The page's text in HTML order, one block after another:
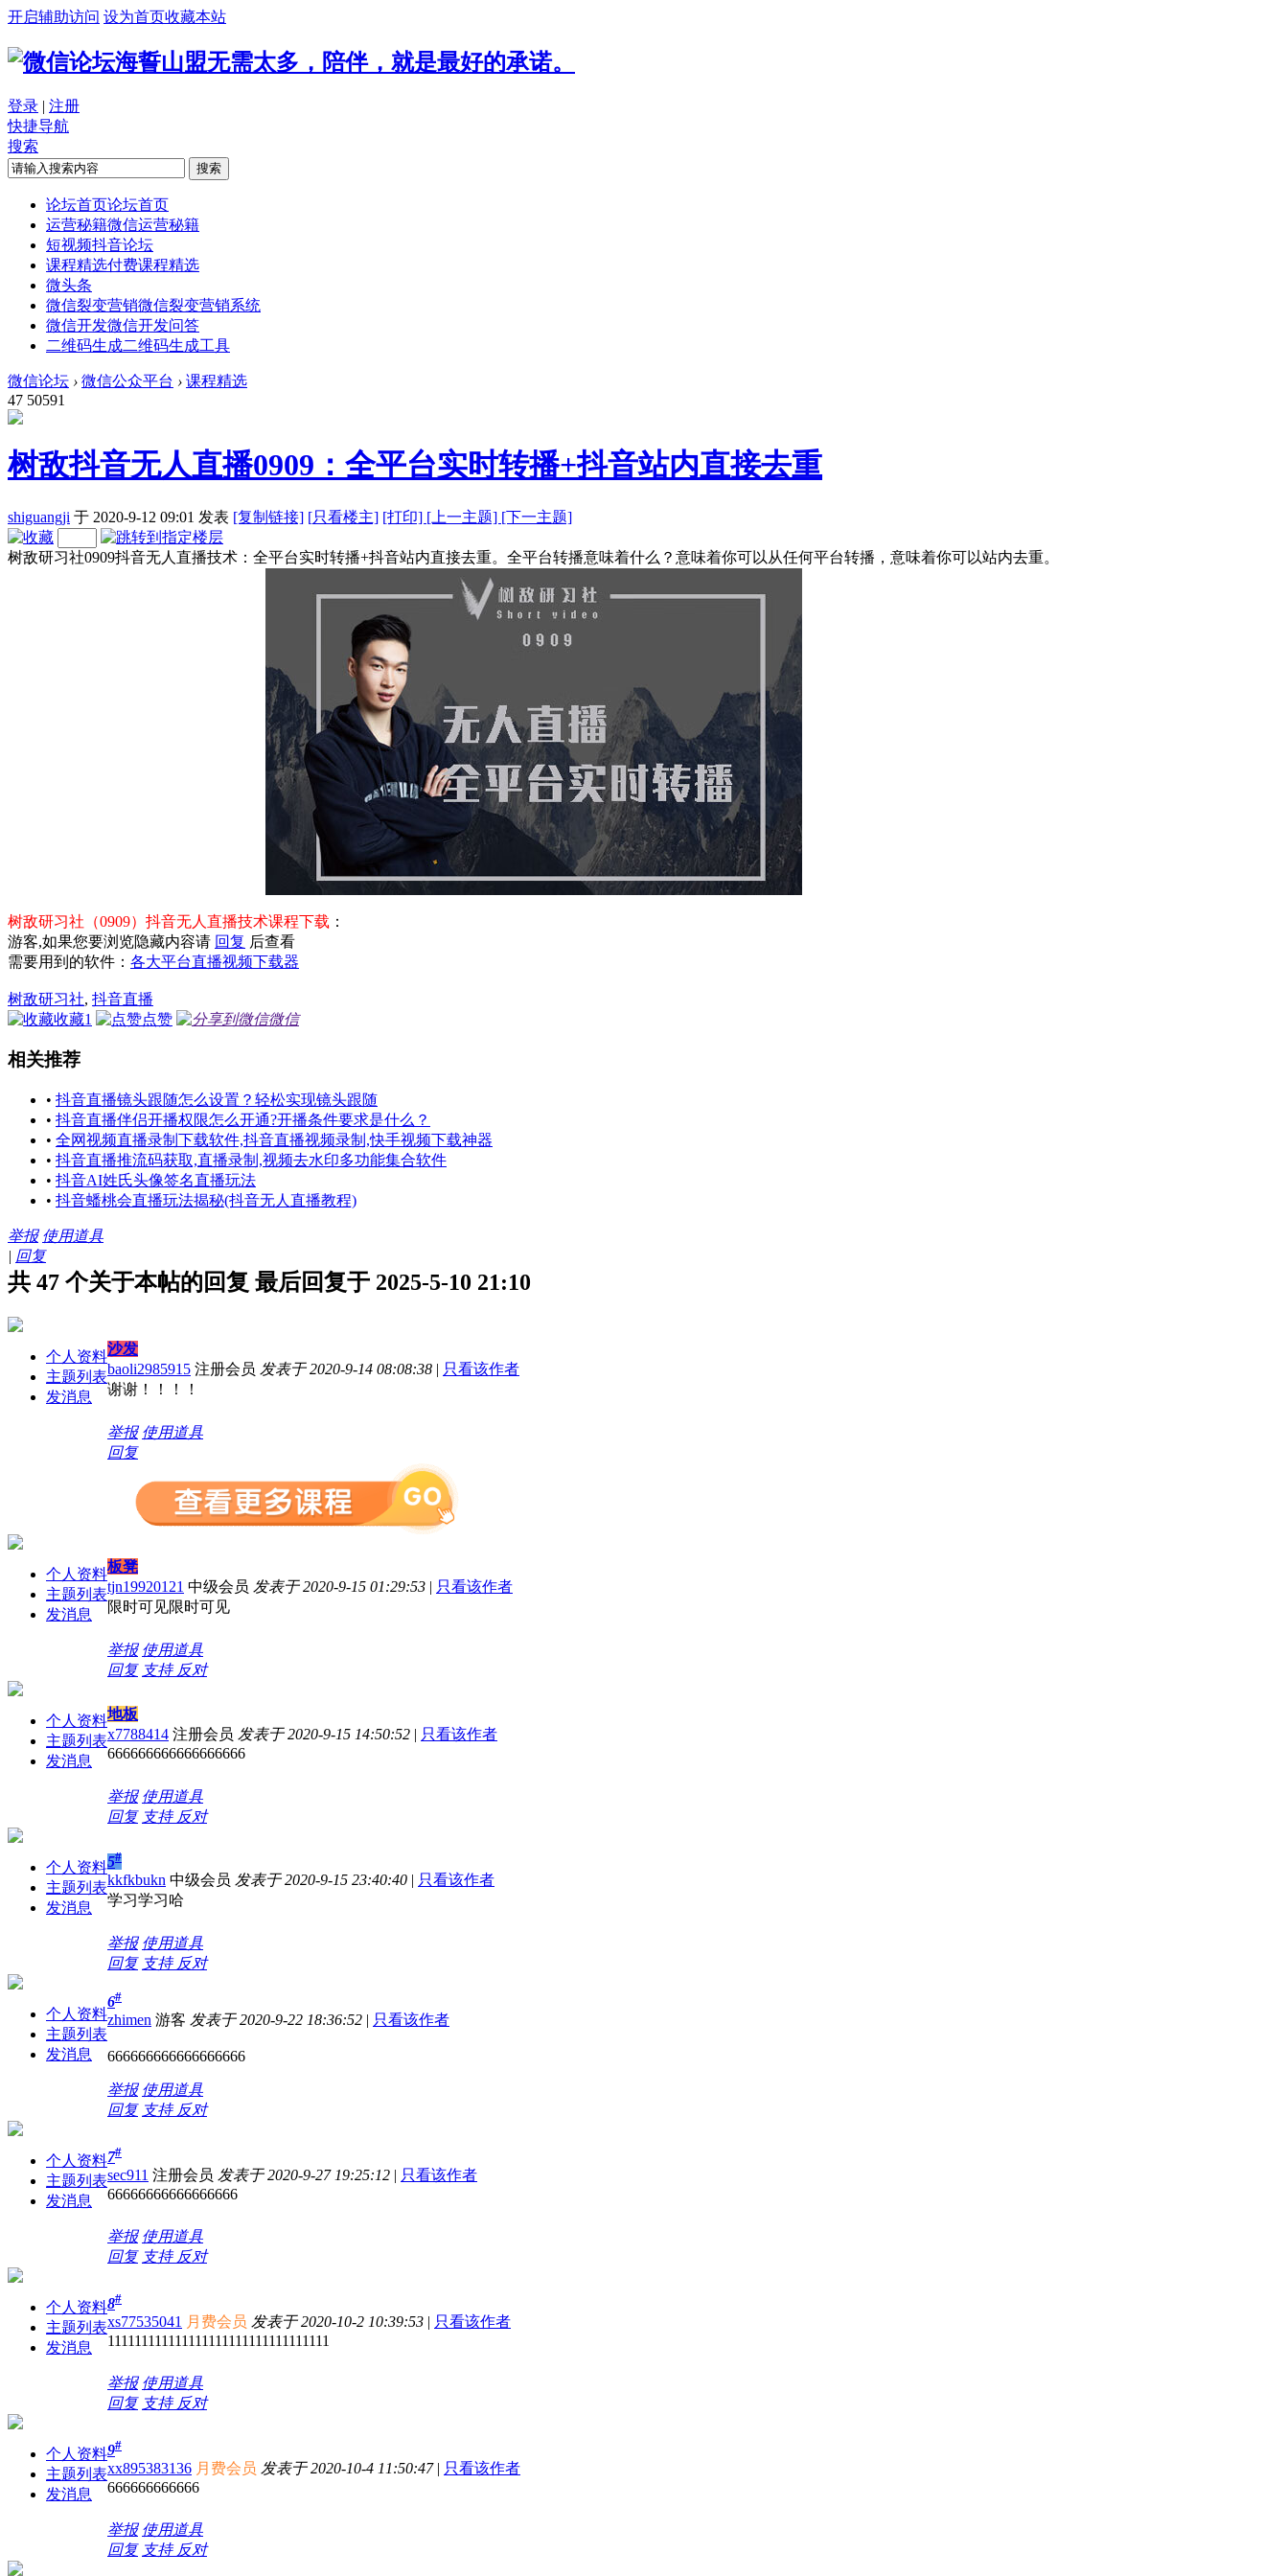
开启辅助访问 设为首页收藏本站
海誓山盟无需太多，陪伴，就是最好的承诺。
登录 | 注册
快捷导航
搜索
搜索
论坛首页论坛首页
运营秘籍微信运营秘籍
短视频抖音论坛
课程精选付费课程精选
微头条
微信裂变营销微信裂变营销系统
微信开发微信开发问答
二维码生成二维码生成工具
微信论坛 › 微信公众平台 › 课程精选
47 50591
树敌抖音无人直播0909：全平台实时转播+抖音站内直接去重
shiguangji 于 2020-9-12 09:01 发表 [复制链接] [只看楼主] [打印] [上一主题] [下一主题]
树敌研习社0909抖音无人直播技术：全平台实时转播+抖音站内直接去重。全平台转播意味着什么？意味着你可以从任何平台转播，意味着你可以站内去重。
树敌研习社（0909）抖音无人直播技术课程下载 ：
游客,如果您要浏览隐藏内容请 回复 后查看
需要用到的软件： 各大平台直播视频下载器
树敌研习社, 抖音直播
收藏1 点赞 微信
相关推荐
• 抖音直播镜头跟随怎么设置？轻松实现镜头跟随
• 抖音直播伴侣开播权限怎么开通?开播条件要求是什么？
• 全网视频直播录制下载软件,抖音直播视频录制,快手视频下载神器
• 抖音直播推流码获取,直播录制,视频去水印多功能集合软件
• 抖音AI姓氏头像签名直播玩法
• 抖音蟠桃会直播玩法揭秘(抖音无人直播教程)
举报 使用道具
| 回复
共 47 个关于本帖的回复 最后回复于 2025-5-10 21:10
个人资料
主题列表
发消息
沙发
baoli2985915 注册会员 发表于 2020-9-14 08:08:38 | 只看该作者
谢谢！！！！
举报 使用道具
回复
个人资料
主题列表
发消息
板凳
tjn19920121 中级会员 发表于 2020-9-15 01:29:53 | 只看该作者
限时可见限时可见
举报 使用道具
回复 支持 反对
个人资料
主题列表
发消息
地板
x7788414 注册会员 发表于 2020-9-15 14:50:52 | 只看该作者
666666666666666666
举报 使用道具
回复 支持 反对
个人资料
主题列表
发消息
5#
kkfkbukn 中级会员 发表于 2020-9-15 23:40:40 | 只看该作者
学习学习哈
举报 使用道具
回复 支持 反对
个人资料
主题列表
发消息
6#
zhimen 游客 发表于 2020-9-22 18:36:52 | 只看该作者
666666666666666666
举报 使用道具
回复 支持 反对
个人资料
主题列表
发消息
7#
sec911 注册会员 发表于 2020-9-27 19:25:12 | 只看该作者
66666666666666666
举报 使用道具
回复 支持 反对
个人资料
主题列表
发消息
8#
xs77535041 月费会员 发表于 2020-10-2 10:39:53 | 只看该作者
111111111111111111111111111111111
举报 使用道具
回复 支持 反对
个人资料
主题列表
发消息
9#
xx895383136 月费会员 发表于 2020-10-4 11:50:47 | 只看该作者
666666666666
举报 使用道具
回复 支持 反对